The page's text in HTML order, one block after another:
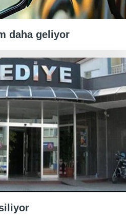
daha geliyor